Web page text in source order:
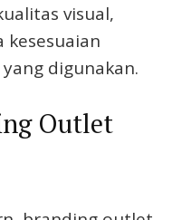
visual,
digunakan.
Outlet